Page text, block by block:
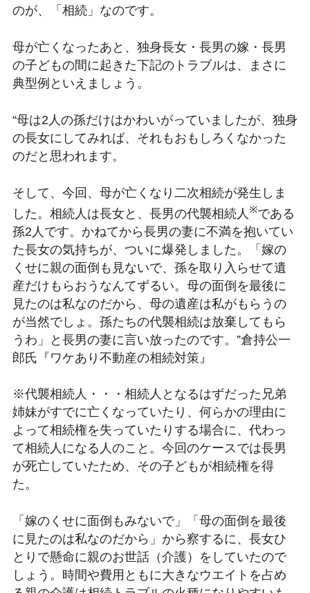
のが、「相続」なのです。
母が亡くなったあと、独身長女・長男の嫁・長男
の子どもの間に起きた下記のトラブルは、まさに
典型例といえましょう。
“母は2人の孫だけはかわいがっていましたが、独身
の長女にしてみれば、それもおもしろくなかった
のだと思われます。
そして、今回、母が亡くなり二次相続が発生しま
した。相続人は長女と、長男の代襲相続人 ※である
孫2人です。かねてから長男の妻に不満を抱いてい
た長女の気持ちが、ついに爆発しました。「嫁の
くせに親の面倒も見ないで、孫を取り入らせて遺
産だけもらおうなんてずるい。母の面倒を最後に
見たのは私なのだから、母の遺産は私がもらうの
が当然でしょ。孫たちの代襲相続は放棄してもら
うわ」と長男の妻に言い放ったのです。”倉持公一
郎氏『ワケあり不動産の相続対策』
※代襲相続人・・・相続人となるはずだった兄弟
姉妹がすでに亡くなっていたり、何らかの理由に
よって相続権を失っていたりする場合に、代わっ
て相続人になる人のこと。今回のケースでは長男
が死亡していたため、その子どもが相続権を得
た。
「嫁のくせに面倒もみないで」「母の面倒を最後
に見たのは私なのだから」から察するに、長女ひ
とりで懸命に親のお世話（介護）をしていたので
しょう。時間や費用ともに大きなウエイトを占め